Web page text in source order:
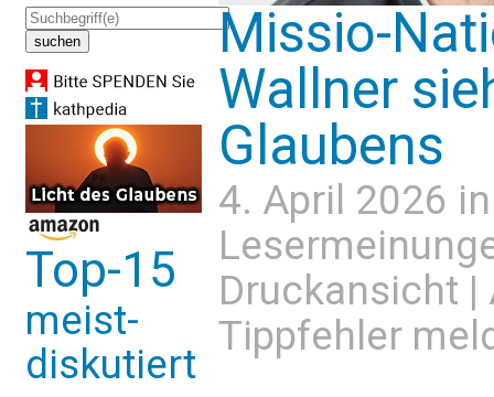
Top-15
meist-
diskutiert
Missio-
Wallner
Glaubens
4. April 2026
Druckansicht |
Tippfehler